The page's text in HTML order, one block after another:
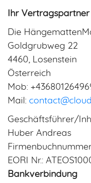
Ihr Vertragspartner
Die
Goldgrubweg 22
4460, Losenstein
Österreich
Mob:
Mail:
Geschäftsführer/
Huber Andreas
EORI Nr.:
Bankverbindung